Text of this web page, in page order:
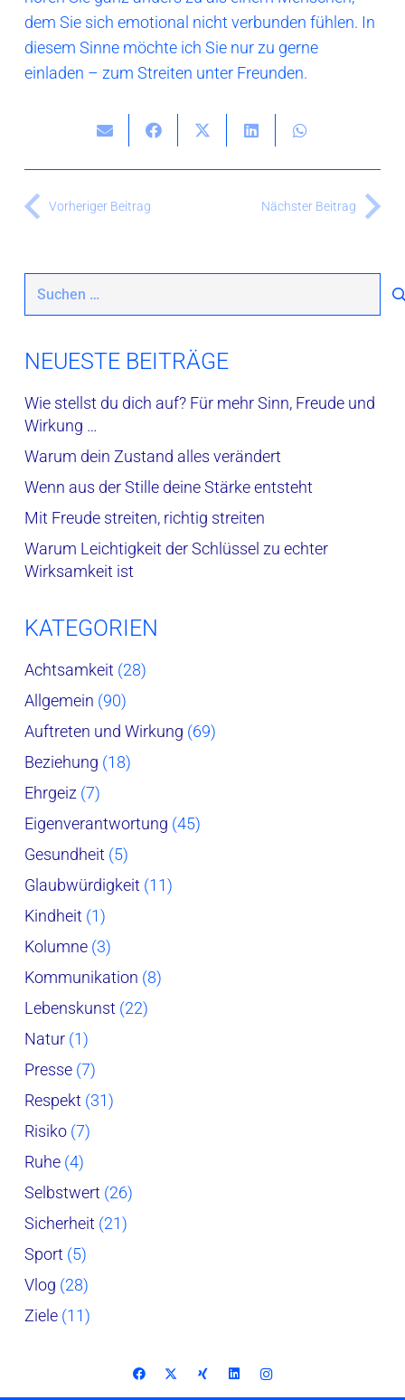
dem Sie sich emotional nicht verbunden fühlen. In
diesem Sinne möchte ich Sie nur zu gerne
einladen – zum Streiten unter Freunden.
Vorheriger Beitrag Nächster Beitrag
Suchen
NEUESTE BEITRÄGE
Wie stellst du dich auf? Für mehr Sinn, Freude und
Wirkung …
Warum dein Zustand alles verändert
Wenn aus der Stille deine Stärke entsteht
Mit Freude streiten, richtig streiten
Warum Leichtigkeit der Schlüssel zu echter
Wirksamkeit ist
KATEGORIEN
Achtsamkeit (28)
Allgemein (90)
Auftreten und Wirkung (69)
Beziehung (18)
Ehrgeiz (7)
Eigenverantwortung (45)
Gesundheit (5)
Glaubwürdigkeit (11)
Kindheit (1)
Kolumne (3)
Kommunikation (8)
Lebenskunst (22)
Natur (1)
Presse (7)
Respekt (31)
Risiko (7)
Ruhe (4)
Selbstwert (26)
Sicherheit (21)
Sport (5)
Vlog (28)
Ziele (11)